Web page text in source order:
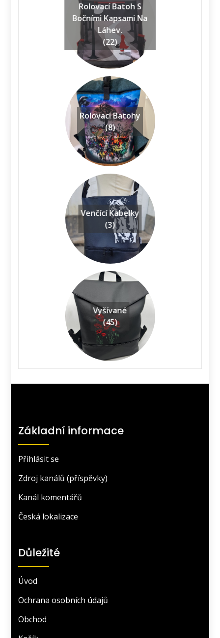
Rolovací Batoh S
Bočními Kapsami Na
Láhev.
(22)
Rolovací Batohy
(8)
Venčící Kabelky
(3)
Vyšívané
(45)
Základní informace
Přihlásit se
Zdroj kanálů (příspěvky)
Kanál komentářů
Česká lokalizace
Důležité
Úvod
Ochrana osobních údajů
Obchod